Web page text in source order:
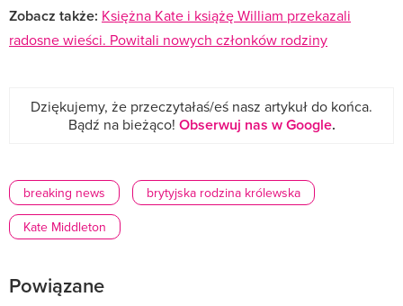
Zobacz także: Księżna Kate i książę William przekazali
radosne wieści. Powitali nowych członków rodziny
Dziękujemy, że przeczytałaś/eś nasz artykuł do końca.
Bądź na bieżąco! Obserwuj nas w Google.
breaking news
brytyjska rodzina królewska
Kate Middleton
Powiązane